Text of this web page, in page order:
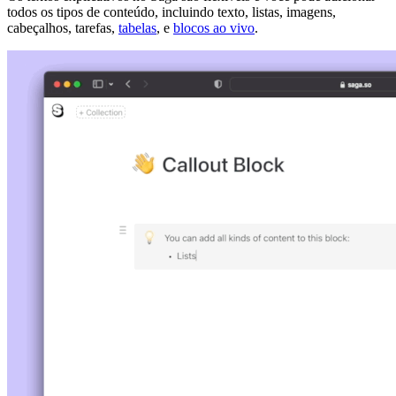
todos os tipos de conteúdo, incluindo texto, listas, imagens,
cabeçalhos, tarefas, tabelas, e blocos ao vivo.